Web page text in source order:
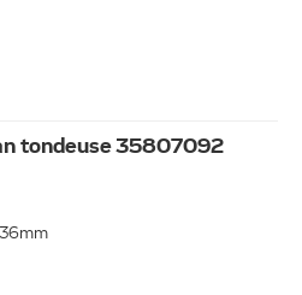
tondeuse 35807092